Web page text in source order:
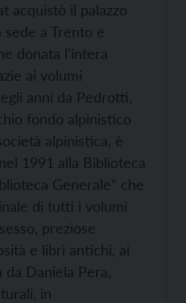
acquistò il palazzo
a Trento e
donata l’intera
ai volumi
anni da Pedrotti,
fondo alpinistico
alpinistica, è
1991 alla Biblioteca
Generale” che
di tutti i volumi
preziose
e libri antichi, ai
Daniela Pera,
in